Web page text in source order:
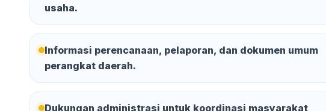
usaha.
Informasi perencanaan, pelaporan, dan dokumen umum
perangkat daerah.
Dukungan administrasi untuk koordinasi masyarakat